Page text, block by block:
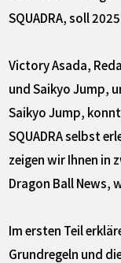
SQUADRA, soll
Victory Asada,
und Saikyo Jump,
Saikyo Jump,
SQUADRA selbst
zeigen wir Ihnen in
Dragon Ball News,
Im ersten Teil
Grundregeln und